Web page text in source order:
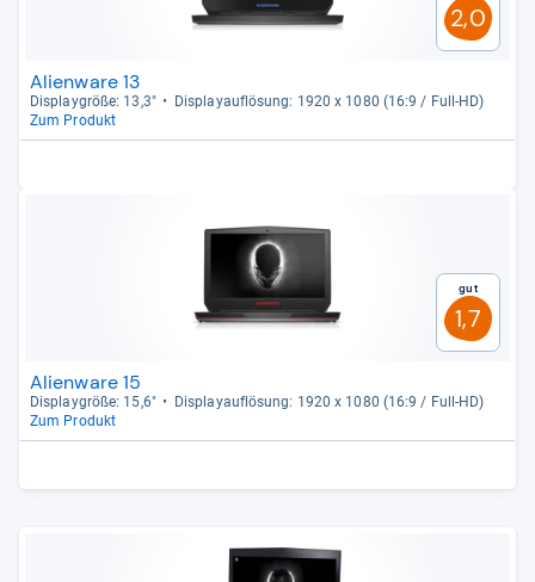
2,0
Alienware 13
Dis­play­größe: 13,3"
Dis­pla­yauf­lö­sung: 1920 x 1080 (16:9 / Full-​HD)
Zum Produkt
Gut
1,7
Alienware 15
Dis­play­größe: 15,6"
Dis­pla­yauf­lö­sung: 1920 x 1080 (16:9 / Full-​HD)
Zum Produkt